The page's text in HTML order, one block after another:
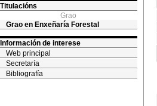
Titulacións
Grao
Grao en Enxeñaría Forestal
Información de interese
Web principal
Secretaría
Bibliografía